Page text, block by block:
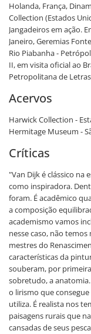
Holanda, França,
Collection (Estados
Jangadeiros em ação.
Janeiro, Geremias
Rio Piabanha -
II, em visita oficial ao
Petropolitana de
Acervos
Harwick Collection -
Hermitage Museum -
Críticas
"Van Dijk é clássico na
como inspiradora.
foram. É acadêmico
a composição
academismo vamos
nesse caso, não
mestres do
características da
souberam, por
sobretudo, a
o lirismo que
utiliza. É realista nos
paisagens rurais que
cansadas de seus